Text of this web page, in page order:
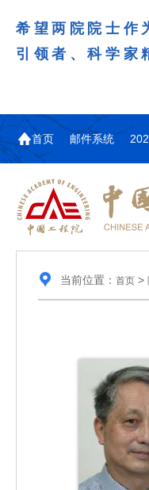
希望两院院士作
引领者、科学家
首页 邮件系统
当前位置： 首页>